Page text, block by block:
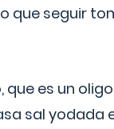
que seguir
es un
sal